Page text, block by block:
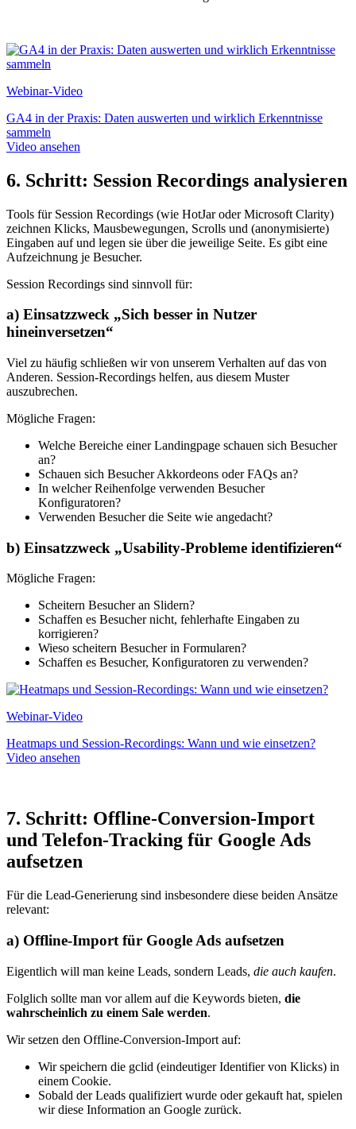
Webinar-Video
GA4 in der Praxis: Daten auswerten und wirklich Erkenntnisse
sammeln
Video ansehen
6. Schritt: Session Recordings analysieren
Tools für Session Recordings (wie HotJar oder Microsoft Clarity)
zeichnen Klicks, Mausbewegungen, Scrolls und (anonymisierte)
Eingaben auf und legen sie über die jeweilige Seite. Es gibt eine
Aufzeichnung je Besucher.
Session Recordings sind sinnvoll für:
a) Einsatzzweck „Sich besser in Nutzer
hineinversetzen“
Viel zu häufig schließen wir von unserem Verhalten auf das von
Anderen. Session-Recordings helfen, aus diesem Muster
auszubrechen.
Mögliche Fragen:
Welche Bereiche einer Landingpage schauen sich Besucher
an?
Schauen sich Besucher Akkordeons oder FAQs an?
In welcher Reihenfolge verwenden Besucher
Konfiguratoren?
Verwenden Besucher die Seite wie angedacht?
b) Einsatzzweck „Usability-Probleme identifizieren“
Mögliche Fragen:
Scheitern Besucher an Slidern?
Schaffen es Besucher nicht, fehlerhafte Eingaben zu
korrigieren?
Wieso scheitern Besucher in Formularen?
Schaffen es Besucher, Konfiguratoren zu verwenden?
Webinar-Video
Heatmaps und Session-Recordings: Wann und wie einsetzen?
Video ansehen
7. Schritt: Offline-Conversion-Import
und Telefon-Tracking für Google Ads
aufsetzen
Für die Lead-Generierung sind insbesondere diese beiden Ansätze
relevant:
a) Offline-Import für Google Ads aufsetzen
Eigentlich will man keine Leads, sondern Leads, die auch kaufen.
Folglich sollte man vor allem auf die Keywords bieten, die
wahrscheinlich zu einem Sale werden.
Wir setzen den Offline-Conversion-Import auf:
Wir speichern die gclid (eindeutiger Identifier von Klicks) in
einem Cookie.
Sobald der Leads qualifiziert wurde oder gekauft hat, spielen
wir diese Information an Google zurück.